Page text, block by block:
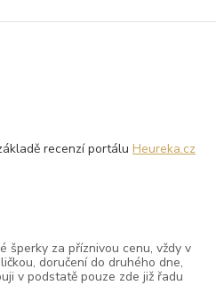
recenzí portáluHeureka.cz
šperky za příznivou cenu, vždy v
doručení do druhého dne,
v podstatě pouze zde již řadu